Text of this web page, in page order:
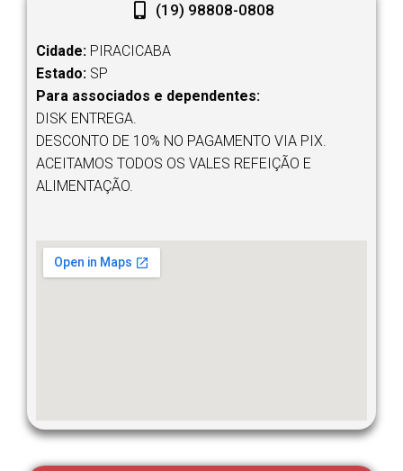
(19) 98808-0808
Cidade: PIRACICABA
Estado: SP
Para associados e dependentes:
DISK ENTREGA.
DESCONTO DE 10% NO PAGAMENTO VIA PIX.
ACEITAMOS TODOS OS VALES REFEIÇÃO E
ALIMENTAÇÃO.